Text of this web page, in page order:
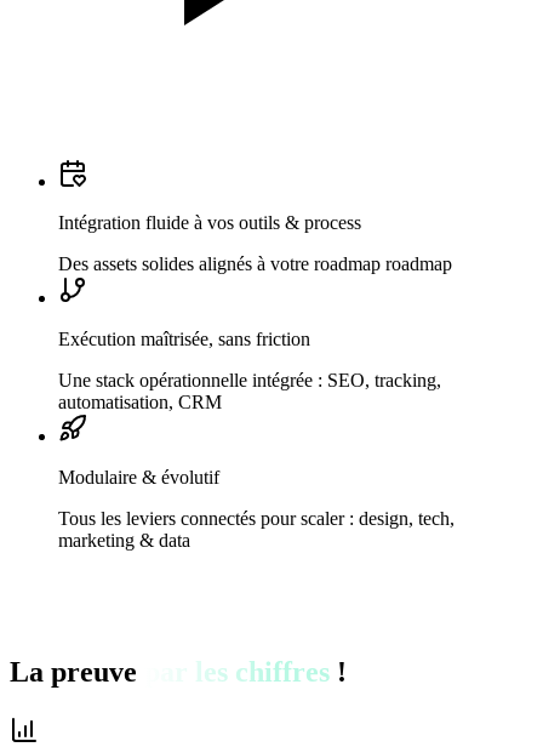
Intégration fluide à vos outils & process
Des assets solides alignés à votre roadmap roadmap
Exécution maîtrisée, sans friction
Une stack opérationnelle intégrée : SEO, tracking,
automatisation, CRM
Modulaire & évolutif
Tous les leviers connectés pour scaler : design, tech,
marketing & data
La preuve par les chiffres !